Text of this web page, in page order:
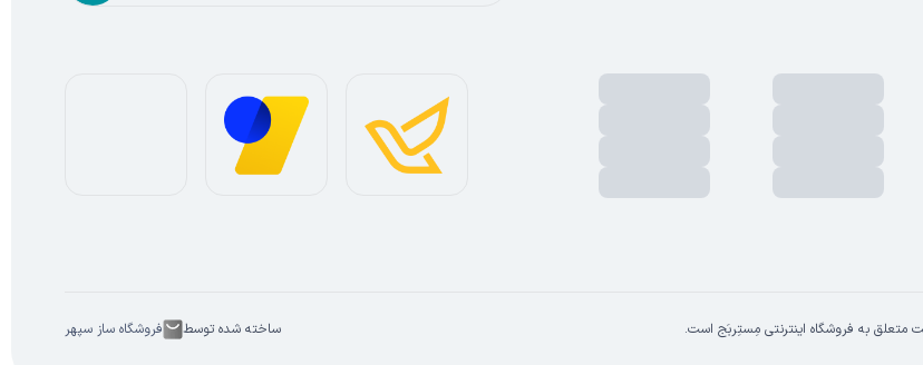
به فروشگاه اینترنتی مِستِربَج است. ساخته شده توسط فروشگاه ساز سپهر